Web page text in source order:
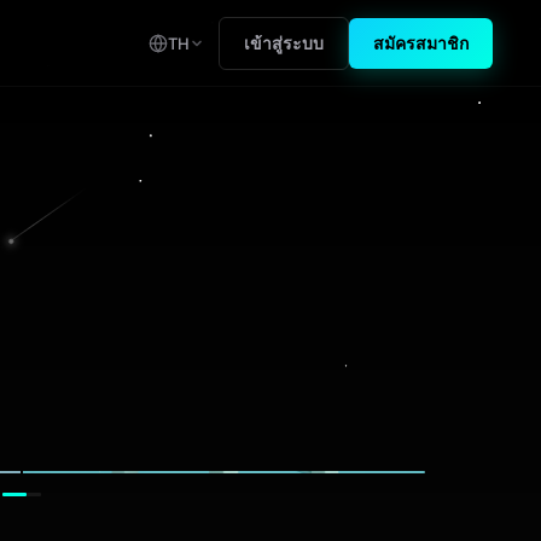
TH เข้าสู่ระบบ สมัครสมาชิก